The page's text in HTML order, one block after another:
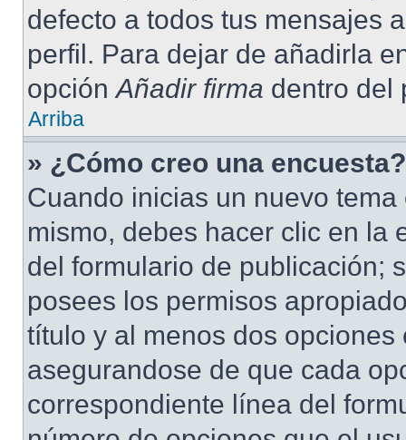
defecto a todos tus mensajes
perfil. Para dejar de añadirla
opciónAñadir firma dentro del
Arriba
» ¿Cómo creo una encuesta?
Cuando inicias un nuevo
mismo, debes hacer clic en la
del formulario de publicación;
posees los permisos
título y al menos dos
asegurandose de que cada
correspondiente línea del